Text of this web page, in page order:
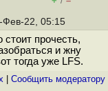
Фев-22, 05:15
прочесть,
и жну
тогда уже LFS.
Cообщить модератору